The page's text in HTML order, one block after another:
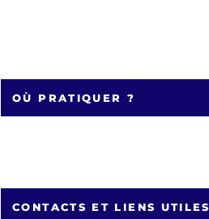
OÙ PRATIQUER ?
CONTACTS ET LIENS UTILES